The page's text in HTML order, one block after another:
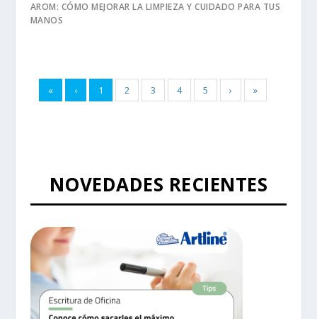
AROM: CÓMO MEJORAR LA LIMPIEZA Y CUIDADO PARA TUS
MANOS
« ‹ 1 2 3 4 5 › »
NOVEDADES RECIENTES